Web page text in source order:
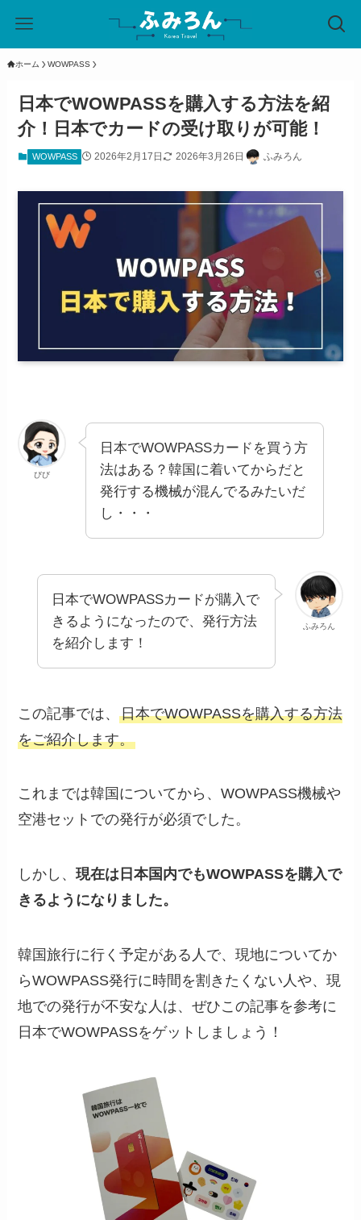
ホーム WOWPASS
日本でWOWPASSを購入する方法を紹
介！日本でカードの受け取りが可能！
WOWPASS 2026年2月17日 2026年3月26日 ふみろん
びび
日本でWOWPASSカードを買う方
法はある？韓国に着いてからだと
発行する機械が混んでるみたいだ
し・・・
ふみろん
日本でWOWPASSカードが購入で
きるようになったので、発行方法
を紹介します！
この記事では、日本でWOWPASSを購入する方法
をご紹介します。
これまでは韓国についてから、WOWPASS機械や
空港セットでの発行が必須でした。
しかし、現在は日本国内でもWOWPASSを購入で
きるようになりました。
韓国旅行に行く予定がある人で、現地についてか
らWOWPASS発行に時間を割きたくない人や、現
地での発行が不安な人は、ぜひこの記事を参考に
日本でWOWPASSをゲットしましょう！